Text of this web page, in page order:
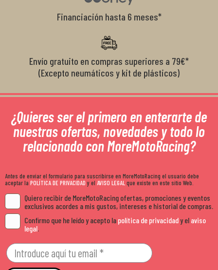
Financiación hasta 6 meses*
Envío gratuito en compras superiores a 79€*
(Excepto neumáticos y kit de plásticos)
¿Quieres ser el primero en enterarte de
nuestras ofertas, novedades y todo lo
relacionado con MoreMotoRacing?
Antes de enviar el formulario para suscribirse en MoreMotoRacing el usuario debe
aceptar la POLÍTICA DE PRIVACIDADy el AVISO LEGALque existe en este sitio Web.
Quiero recibir de MoreMotoRacing ofertas, promociones y eventos
exclusivos acordes a mis gustos, intereses e historial de compras.
Confirmo que he leído y acepto la política de privacidady el aviso
legal